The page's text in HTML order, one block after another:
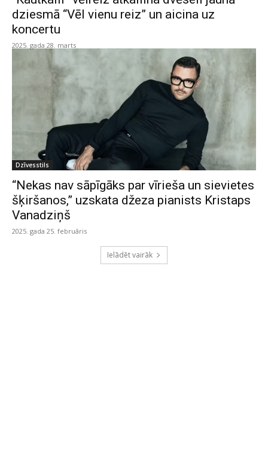
dziesmā “Vēl vienu reiz” un aicina uz
koncertu
2025. gada 28. marts
Dzīvesstils
“Nekas nav sāpīgāks par vīrieša un sievietes
šķiršanos,” uzskata džeza pianists Kristaps
Vanadziņš
2025. gada 25. februāris
Ielādēt vairāk